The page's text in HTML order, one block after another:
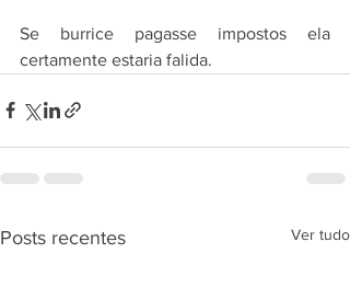
Se burrice pagasse impostos ela
certamente estaria falida.
Posts recentes Ver tudo